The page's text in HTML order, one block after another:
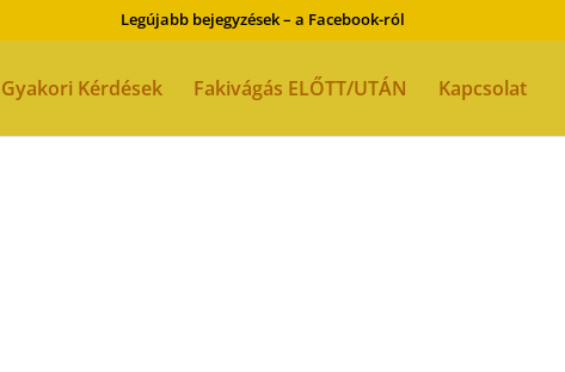
Legújabb bejegyzések – a Facebook-ról
Gyakori Kérdések Fakivágás ELŐTT/UTÁN Kapcsolat